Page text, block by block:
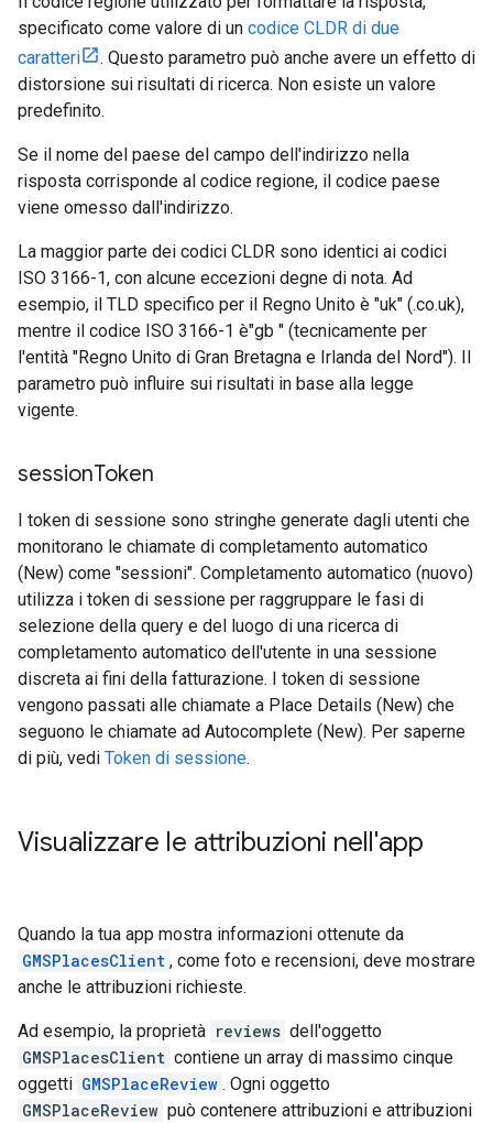
specificato come valore di un codice CLDR di due
caratteri
. Questo parametro può anche avere un effetto di
distorsione sui risultati di ricerca. Non esiste un valore
predefinito.
Se il nome del paese del campo dell'indirizzo nella
risposta corrisponde al codice regione, il codice paese
viene omesso dall'indirizzo.
La maggior parte dei codici CLDR sono identici ai codici
ISO 3166-1, con alcune eccezioni degne di nota. Ad
esempio, il TLD specifico per il Regno Unito è "uk" (.co.uk),
mentre il codice ISO 3166-1 è"gb " (tecnicamente per
l'entità "Regno Unito di Gran Bretagna e Irlanda del Nord"). Il
parametro può influire sui risultati in base alla legge
vigente.
sessionToken
I token di sessione sono stringhe generate dagli utenti che
monitorano le chiamate di completamento automatico
(New) come "sessioni". Completamento automatico (nuovo)
utilizza i token di sessione per raggruppare le fasi di
selezione della query e del luogo di una ricerca di
completamento automatico dell'utente in una sessione
discreta ai fini della fatturazione. I token di sessione
vengono passati alle chiamate a Place Details (New) che
seguono le chiamate ad Autocomplete (New). Per saperne
di più, vedi Token di sessione.
Visualizzare le attribuzioni nell'app
Quando la tua app mostra informazioni ottenute da
GMSPlacesClient , come foto e recensioni, deve mostrare
anche le attribuzioni richieste.
Ad esempio, la proprietà reviews dell'oggetto
GMSPlacesClient contiene un array di massimo cinque
oggetti GMSPlaceReview . Ogni oggetto
GMSPlaceReview può contenere attribuzioni e attribuzioni